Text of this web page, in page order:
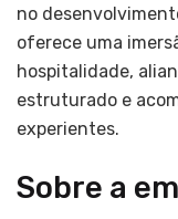
no
oferece uma
hospitalidade,
estruturado e
experientes.
Sobre a